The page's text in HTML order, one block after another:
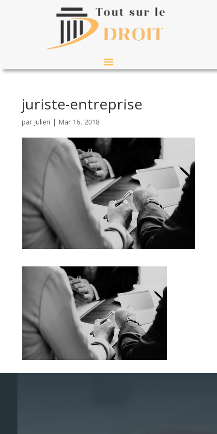
juriste-entreprise
par Julien | Mar 16, 2018